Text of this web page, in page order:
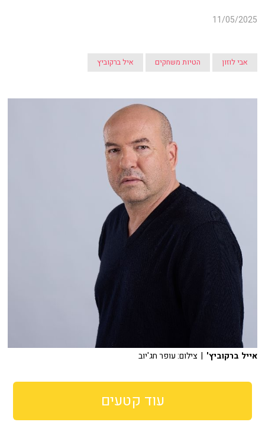
11/05/2025
אבי לוזון הטיות משחקים איל ברקוביץ
אייל ברקוביץ' | צילום: עופר חג'יוב
עוד קטעים